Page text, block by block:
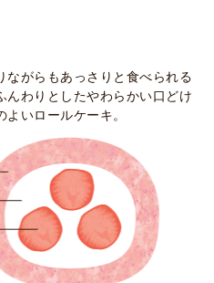
ながらもあっさりと食べられる
んわりとしたやわらかい口どけ
いロールケーキ。